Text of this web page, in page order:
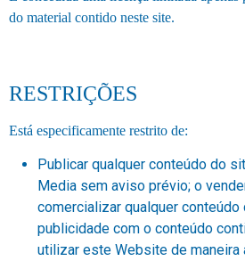
do material contido neste site.
RESTRIÇÕES
Está especificamente restrito de:
Publicar qualquer conteúdo do
Media sem aviso prévio; o
comercializar qualquer
publicidade com o conteúdo
utilizar este Website de maneira